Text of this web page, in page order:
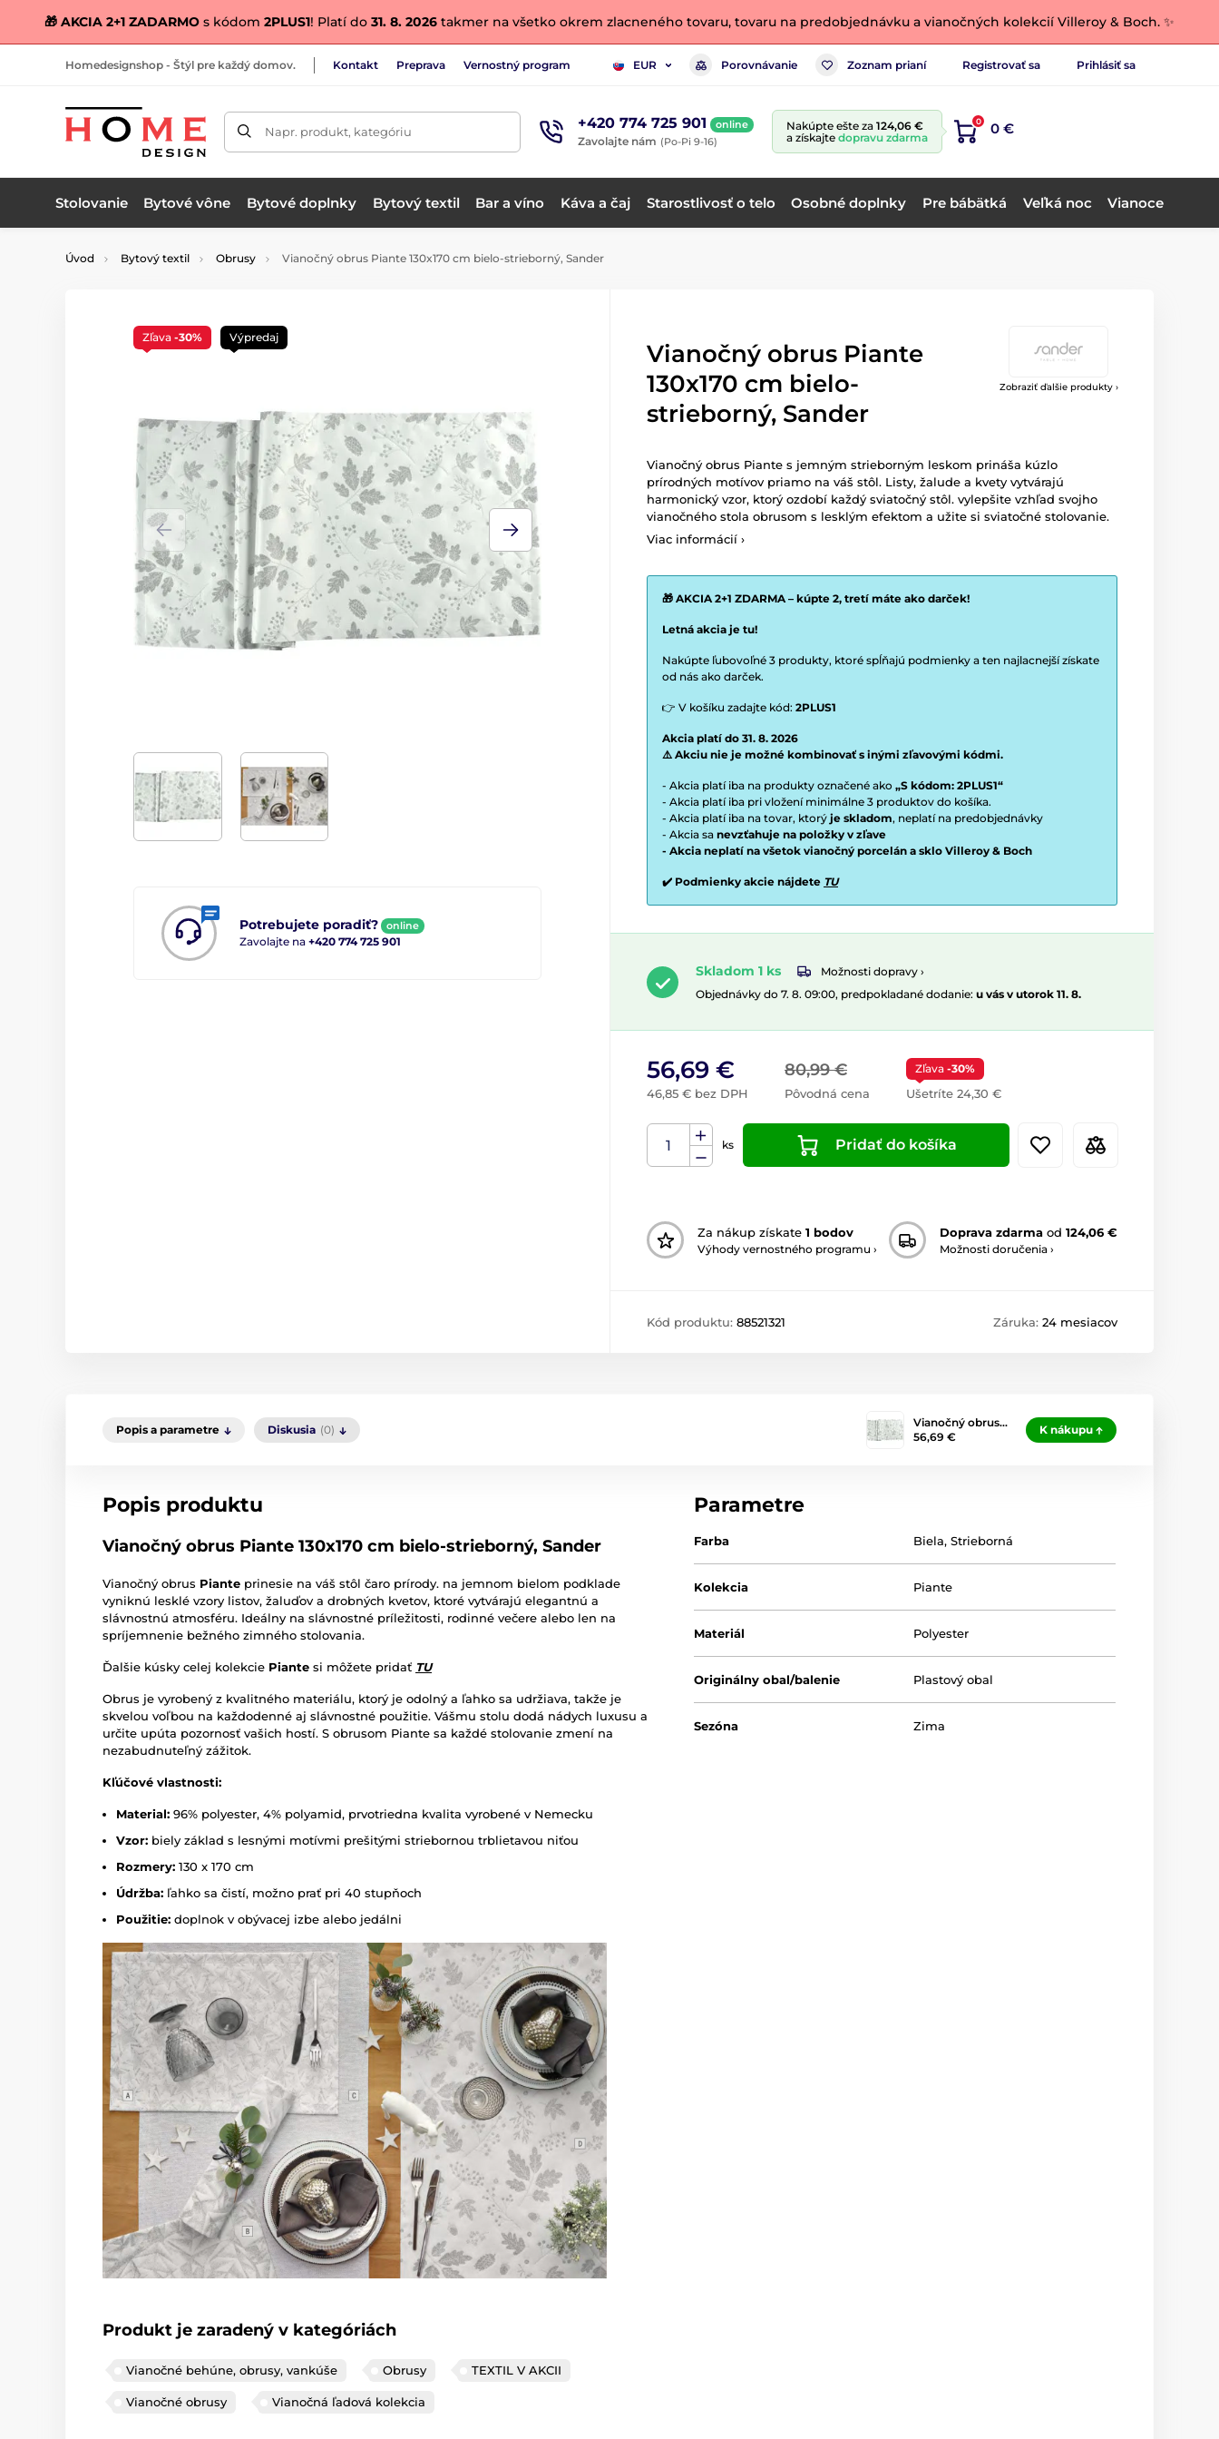
🎁 AKCIA 2+1 ZADARMO s kódom 2PLUS1! Platí do 31. 8. 2026 takmer na všetko okrem zlacneného tovaru, tovaru na predobjednávku a vianočných kolekcií Villeroy & Boch. ✨
Homedesignshop - Štýl pre každý domov. Kontakt Preprava Vernostný program EUR Porovnávanie Zoznam prianí Registrovať sa Prihlásiť sa
Napr. produkt, kategóriu +420 774 725 901 online
Zavolajte nám (Po-Pi 9-16)
Nakúpte ešte za 124,06 €
a získajte dopravu zdarma
0 0 €
Stolovanie Bytové vône Bytové doplnky Bytový textil Bar a víno Káva a čaj Starostlivosť o telo Osobné doplnky Pre bábätká Veľká noc Vianoce
Úvod Bytový textil Obrusy Vianočný obrus Piante 130x170 cm bielo-strieborný, Sander
Zobraziť ďalšie produkty ›
Potrebujete poradiť? online
Zavolajte na +420 774 725 901
Zľava -30% Výpredaj
Vianočný obrus Piante
130x170 cm bielo-
strieborný, Sander
Vianočný obrus Piante s jemným strieborným leskom prináša kúzlo
prírodných motívov priamo na váš stôl. Listy, žalude a kvety vytvárajú
harmonický vzor, ktorý ozdobí každý sviatočný stôl. vylepšite vzhľad svojho
vianočného stola obrusom s lesklým efektom a užite si sviatočné stolovanie.
Viac informácií ›
🎁 AKCIA 2+1 ZDARMA – kúpte 2, tretí máte ako darček!
Letná akcia je tu!
Nakúpte ľubovoľné 3 produkty, ktoré spĺňajú podmienky a ten najlacnejší získate
od nás ako darček.
👉 V košíku zadajte kód: 2PLUS1
Akcia platí do 31. 8. 2026
⚠️ Akciu nie je možné kombinovať s inými zľavovými kódmi.
- Akcia platí iba na produkty označené ako „S kódom: 2PLUS1“
- Akcia platí iba pri vložení minimálne 3 produktov do košíka.
- Akcia platí iba na tovar, ktorý je skladom, neplatí na predobjednávky
- Akcia sa nevzťahuje na položky v zľave
- Akcia neplatí na všetok vianočný porcelán a sklo Villeroy & Boch
✔️ Podmienky akcie nájdete TU
Skladom 1 ks
Možnosti dopravy ›
Objednávky do 7. 8. 09:00, predpokladané dodanie: u vás v utorok 11. 8.
80,99 €
Pôvodná cena
56,69 €
46,85 € bez DPH
Zľava -30%
Ušetríte 24,30 €
ks Pridať do košíka
Za nákup získate 1 bodov
Výhody vernostného programu ›
Doprava zdarma od 124,06 €
Možnosti doručenia ›
Kód produktu: 88521321 Záruka: 24 mesiacov
Popis a parametre Diskusia (0)
Vianočný obrus…
56,69 €
K nákupu
Popis produktu
Vianočný obrus Piante 130x170 cm bielo-strieborný, Sander
Vianočný obrus Piante prinesie na váš stôl čaro prírody. na jemnom bielom podklade
vyniknú lesklé vzory listov, žaluďov a drobných kvetov, ktoré vytvárajú elegantnú a
slávnostnú atmosféru. Ideálny na slávnostné príležitosti, rodinné večere alebo len na
spríjemnenie bežného zimného stolovania.
Ďalšie kúsky celej kolekcie Piante si môžete pridať TU
Obrus je vyrobený z kvalitného materiálu, ktorý je odolný a ľahko sa udržiava, takže je
skvelou voľbou na každodenné aj slávnostné použitie. Vášmu stolu dodá nádych luxusu a
určite upúta pozornosť vašich hostí. S obrusom Piante sa každé stolovanie zmení na
nezabudnuteľný zážitok.
Kľúčové vlastnosti:
Material: 96% polyester, 4% polyamid, prvotriedna kvalita vyrobené v Nemecku
Vzor: biely základ s lesnými motívmi prešitými striebornou trblietavou niťou
Rozmery: 130 x 170 cm
Údržba: ľahko sa čistí, možno prať pri 40 stupňoch
Použitie: doplnok v obývacej izbe alebo jedálni
Produkt je zaradený v kategóriách
Vianočné behúne, obrusy, vankúše Obrusy TEXTIL V AKCII
Vianočné obrusy Vianočná ľadová kolekcia
Parametre
Farba Biela,Strieborná
Kolekcia Piante
Materiál Polyester
Originálny obal/balenie Plastový obal
Sezóna Zima